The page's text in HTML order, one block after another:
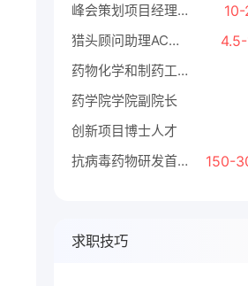
峰会策划项目经理/总监
猎头顾问助理AC（欢迎引荐优秀应届生）
药物化学和制药工程学系、生物制药学系、组织再生工程学系、临床药学和转化医学系各招聘系主任
药学院学院副院长
创新项目博士人才
抗病毒药物研发首席科学家 150-
求职技巧